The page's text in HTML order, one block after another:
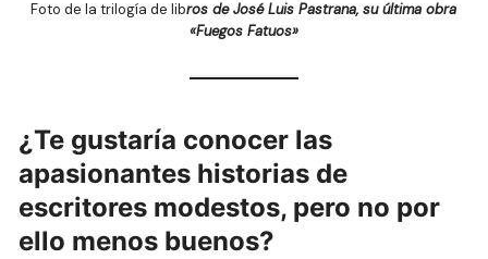
Foto de la trilogía de libros de José Luis Pastrana, su última obra
«Fuegos Fatuos»
¿Te gustaría conocer las
apasionantes historias de
escritores modestos, pero no por
ello menos buenos?